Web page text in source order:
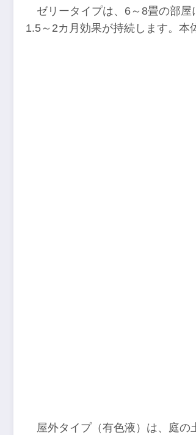
ゼリータイプは、6～8畳の部屋
1.5～2カ月効果が持続します。本
屋外タイプ（有色液）は、庭